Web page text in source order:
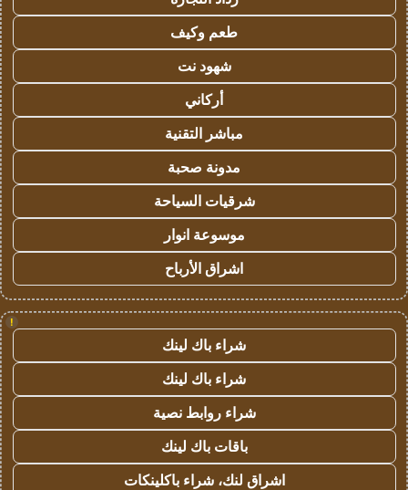
طعم وكيف
شهود نت
أركاني
مباشر التقنية
مدونة صحبة
شرقيات السياحة
موسوعة انوار
اشراق الأرباح
!
شراء باك لينك
شراء باك لينك
شراء روابط نصية
باقات باك لينك
اشراق لنك، شراء باكلينكات